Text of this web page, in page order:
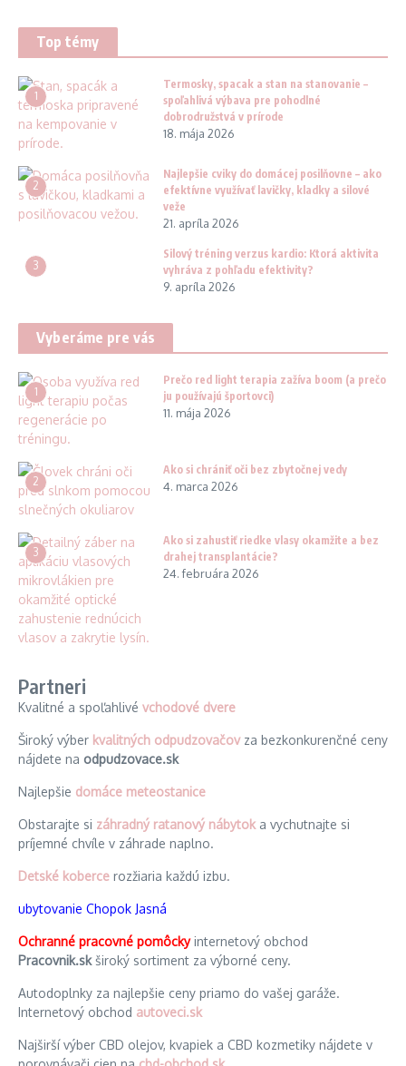
Top témy
1
Termosky, spacak a stan na stanovanie –
spoľahlivá výbava pre pohodlné
dobrodružstvá v prírode
18. mája 2026
2
Najlepšie cviky do domácej posilňovne – ako
efektívne využívať lavičky, kladky a silové
veže
21. apríla 2026
3
Silový tréning verzus kardio: Ktorá aktivita
vyhráva z pohľadu efektivity?
9. apríla 2026
Vyberáme pre vás
1
Prečo red light terapia zažíva boom (a prečo
ju používajú športovci)
11. mája 2026
2
Ako si chrániť oči bez zbytočnej vedy
4. marca 2026
3
Ako si zahustiť riedke vlasy okamžite a bez
drahej transplantácie?
24. februára 2026
Partneri
Kvalitné a spoľahlivé vchodové dvere
Široký výber kvalitných odpudzovačovza bezkonkurenčné ceny
nájdete na odpudzovace.sk
Najlepšie domáce meteostanice
Obstarajte si záhradný ratanový nábytok a vychutnajte si
príjemné chvíle v záhrade naplno.
Detské koberce rozžiaria každú izbu.
ubytovanie Chopok Jasná
Ochranné pracovné pomôckyinternetový obchod
Pracovnik.skširoký sortiment za výborné ceny.
Autodoplnky za najlepšie ceny priamo do vašej garáže.
Internetový obchod autoveci.sk
Najširší výber CBD olejov, kvapiek a CBD kozmetiky nájdete v